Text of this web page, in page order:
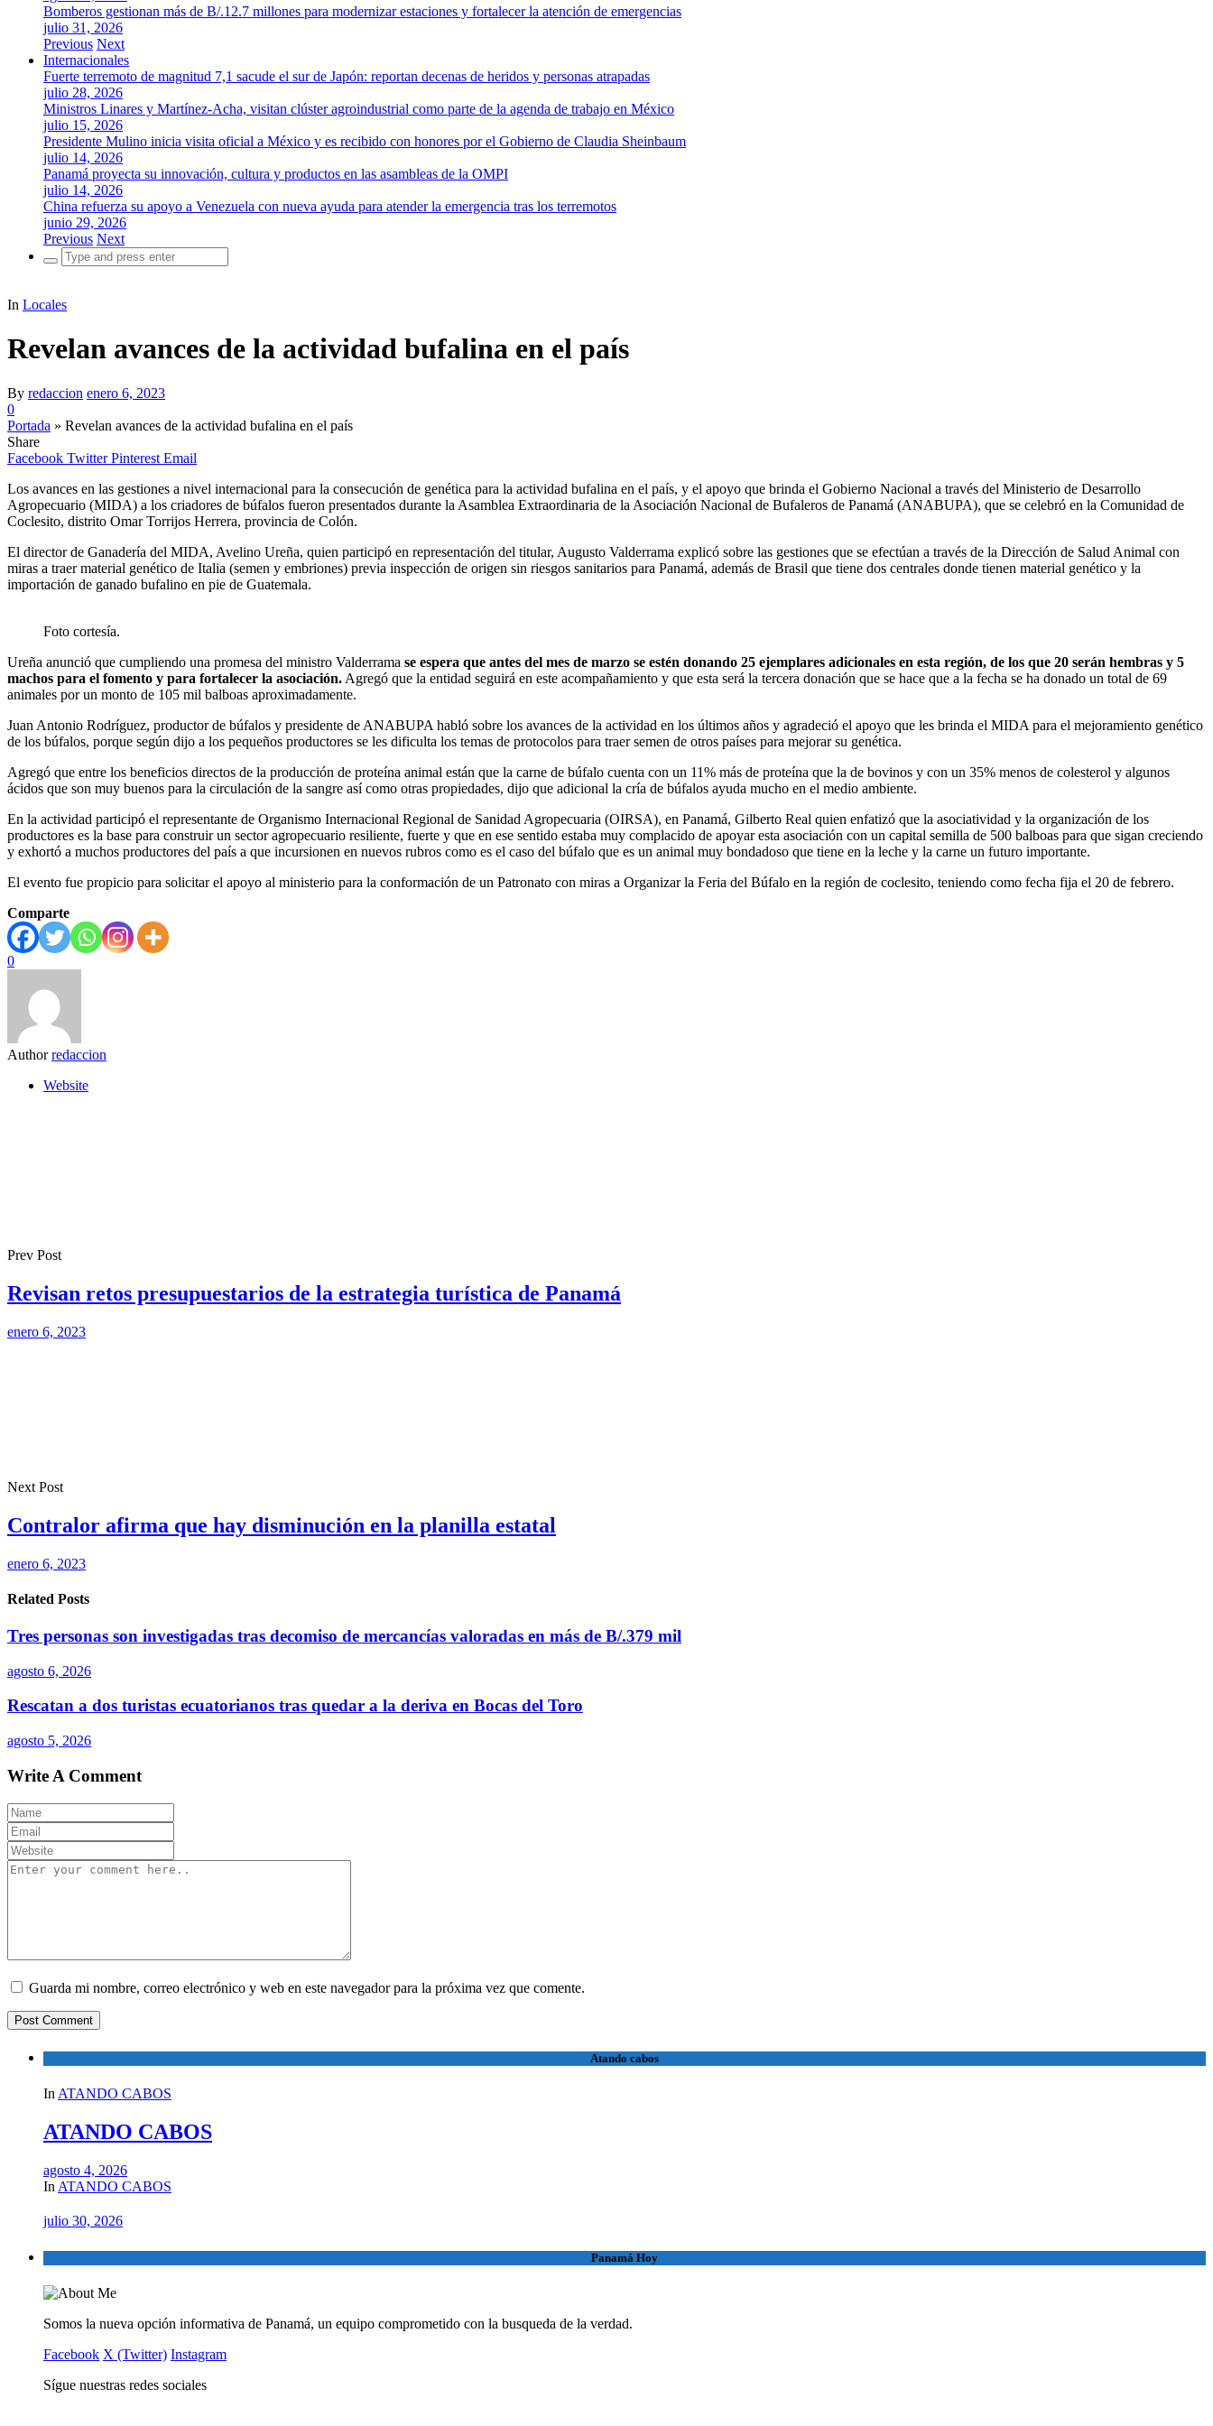
Bomberos gestionan más de B/.12.7 millones para modernizar estaciones y fortalecer la atención de emergencias
julio 31, 2026
Previous Next
Internacionales
Fuerte terremoto de magnitud 7,1 sacude el sur de Japón: reportan decenas de heridos y personas atrapadas
julio 28, 2026
Ministros Linares y Martínez-Acha, visitan clúster agroindustrial como parte de la agenda de trabajo en México
julio 15, 2026
Presidente Mulino inicia visita oficial a México y es recibido con honores por el Gobierno de Claudia Sheinbaum
julio 14, 2026
Panamá proyecta su innovación, cultura y productos en las asambleas de la OMPI
julio 14, 2026
China refuerza su apoyo a Venezuela con nueva ayuda para atender la emergencia tras los terremotos
junio 29, 2026
Previous Next
Search
for:
In Locales
Revelan avances de la actividad bufalina en el país
By redaccion enero 6, 2023
0
Portada » Revelan avances de la actividad bufalina en el país
Share
Facebook Twitter Pinterest Email
Los avances en las gestiones a nivel internacional para la consecución de genética para la actividad bufalina en el país, y el apoyo que brinda el Gobierno Nacional a través del Ministerio de Desarrollo
Agropecuario (MIDA) a los criadores de búfalos fueron presentados durante la Asamblea Extraordinaria de la Asociación Nacional de Bufaleros de Panamá (ANABUPA), que se celebró en la Comunidad de
Coclesito, distrito Omar Torrijos Herrera, provincia de Colón.
El director de Ganadería del MIDA, Avelino Ureña, quien participó en representación del titular, Augusto Valderrama explicó sobre las gestiones que se efectúan a través de la Dirección de Salud Animal con
miras a traer material genético de Italia (semen y embriones) previa inspección de origen sin riesgos sanitarios para Panamá, además de Brasil que tiene dos centrales donde tienen material genético y la
importación de ganado bufalino en pie de Guatemala.
Foto cortesía.
Ureña anunció que cumpliendo una promesa del ministro Valderrama se espera que antes del mes de marzo se estén donando 25 ejemplares adicionales en esta región, de los que 20 serán hembras y 5
machos para el fomento y para fortalecer la asociación. Agregó que la entidad seguirá en este acompañamiento y que esta será la tercera donación que se hace que a la fecha se ha donado un total de 69
animales por un monto de 105 mil balboas aproximadamente.
Juan Antonio Rodríguez, productor de búfalos y presidente de ANABUPA habló sobre los avances de la actividad en los últimos años y agradeció el apoyo que les brinda el MIDA para el mejoramiento genético
de los búfalos, porque según dijo a los pequeños productores se les dificulta los temas de protocolos para traer semen de otros países para mejorar su genética.
Agregó que entre los beneficios directos de la producción de proteína animal están que la carne de búfalo cuenta con un 11% más de proteína que la de bovinos y con un 35% menos de colesterol y algunos
ácidos que son muy buenos para la circulación de la sangre así como otras propiedades, dijo que adicional la cría de búfalos ayuda mucho en el medio ambiente.
En la actividad participó el representante de Organismo Internacional Regional de Sanidad Agropecuaria (OIRSA), en Panamá, Gilberto Real quien enfatizó que la asociatividad y la organización de los
productores es la base para construir un sector agropecuario resiliente, fuerte y que en ese sentido estaba muy complacido de apoyar esta asociación con un capital semilla de 500 balboas para que sigan creciendo
y exhortó a muchos productores del país a que incursionen en nuevos rubros como es el caso del búfalo que es un animal muy bondadoso que tiene en la leche y la carne un futuro importante.
El evento fue propicio para solicitar el apoyo al ministerio para la conformación de un Patronato con miras a Organizar la Feria del Búfalo en la región de coclesito, teniendo como fecha fija el 20 de febrero.
Comparte
0
Author redaccion
Website
Prev Post
Revisan retos presupuestarios de la estrategia turística de Panamá
enero 6, 2023
Next Post
Contralor afirma que hay disminución en la planilla estatal
enero 6, 2023
Related Posts
Tres personas son investigadas tras decomiso de mercancías valoradas en más de B/.379 mil
agosto 6, 2026
Rescatan a dos turistas ecuatorianos tras quedar a la deriva en Bocas del Toro
agosto 5, 2026
Write A Comment
Guarda mi nombre, correo electrónico y web en este navegador para la próxima vez que comente.
Atando cabos
In ATANDO CABOS
ATANDO CABOS
agosto 4, 2026
In ATANDO CABOS
julio 30, 2026
Panamá Hoy
Somos la nueva opción informativa de Panamá, un equipo comprometido con la busqueda de la verdad.
Facebook X (Twitter) Instagram
Sígue nuestras redes sociales